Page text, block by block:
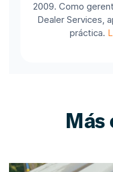
2009. Como
Dealer Services,
práctica.
Más